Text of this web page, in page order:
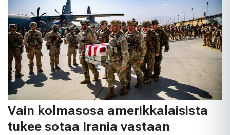
Vain kolmasosa amerikkalaisista
tukee sotaa Irania vastaan